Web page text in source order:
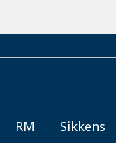
RM Sikkens